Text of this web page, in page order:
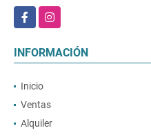
FacebookInstagram
INFORMACIÓN
Inicio
Ventas
Alquiler